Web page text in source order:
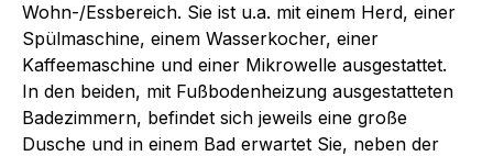
Wohn-/Essbereich. Sie ist u.a. mit einem Herd, einer
Spülmaschine, einem Wasserkocher, einer
Kaffeemaschine und einer Mikrowelle ausgestattet.
In den beiden, mit Fußbodenheizung ausgestatteten
Badezimmern, befindet sich jeweils eine große
Dusche und in einem Bad erwartet Sie, neben der